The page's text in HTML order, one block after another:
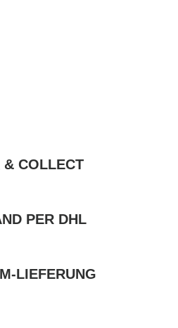
& COLLECT
PER DHL
LIEFERUNG